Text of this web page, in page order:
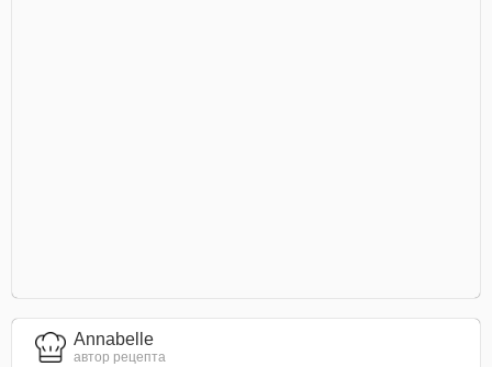
Annabelle
автор рецепта